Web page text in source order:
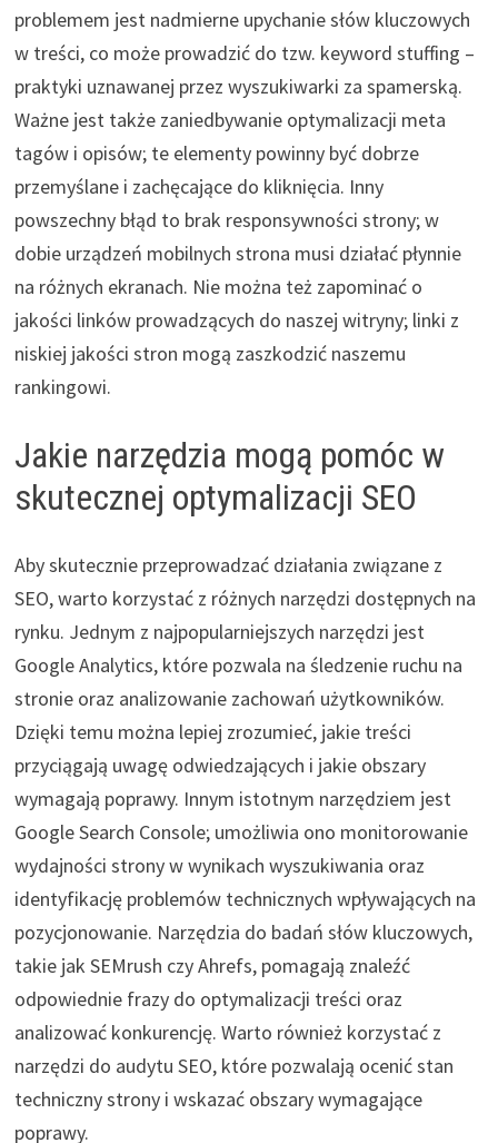
problemem jest nadmierne upychanie słów kluczowych
w treści, co może prowadzić do tzw. keyword stuffing –
praktyki uznawanej przez wyszukiwarki za spamerską.
Ważne jest także zaniedbywanie optymalizacji meta
tagów i opisów; te elementy powinny być dobrze
przemyślane i zachęcające do kliknięcia. Inny
powszechny błąd to brak responsywności strony; w
dobie urządzeń mobilnych strona musi działać płynnie
na różnych ekranach. Nie można też zapominać o
jakości linków prowadzących do naszej witryny; linki z
niskiej jakości stron mogą zaszkodzić naszemu
rankingowi.
Jakie narzędzia mogą pomóc w
skutecznej optymalizacji SEO
Aby skutecznie przeprowadzać działania związane z
SEO, warto korzystać z różnych narzędzi dostępnych na
rynku. Jednym z najpopularniejszych narzędzi jest
Google Analytics, które pozwala na śledzenie ruchu na
stronie oraz analizowanie zachowań użytkowników.
Dzięki temu można lepiej zrozumieć, jakie treści
przyciągają uwagę odwiedzających i jakie obszary
wymagają poprawy. Innym istotnym narzędziem jest
Google Search Console; umożliwia ono monitorowanie
wydajności strony w wynikach wyszukiwania oraz
identyfikację problemów technicznych wpływających na
pozycjonowanie. Narzędzia do badań słów kluczowych,
takie jak SEMrush czy Ahrefs, pomagają znaleźć
odpowiednie frazy do optymalizacji treści oraz
analizować konkurencję. Warto również korzystać z
narzędzi do audytu SEO, które pozwalają ocenić stan
techniczny strony i wskazać obszary wymagające
poprawy.